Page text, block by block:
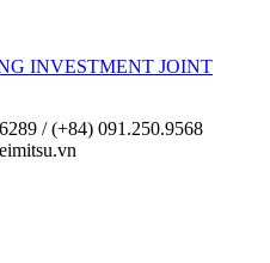
/ (+84) 091.250.9568